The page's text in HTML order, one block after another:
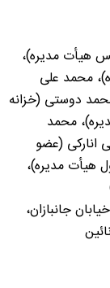
هیأت مدیره)،
محمد علی
دوستی (خزانه
محمد
(عضو
هیأت مدیره)،
جانبازان،